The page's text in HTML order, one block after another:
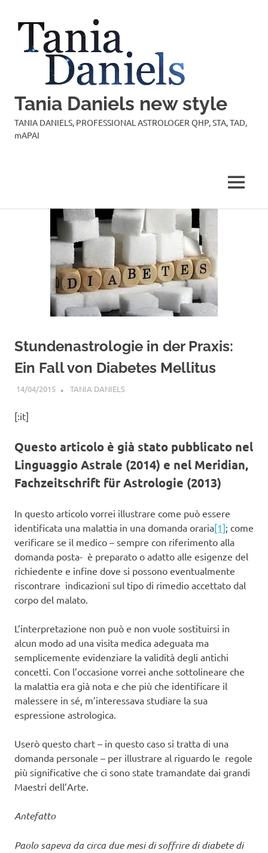
Tania Daniels new style
TANIA DANIELS, PROFESSIONAL ASTROLOGER QHP, STA, TAD,
mAPAI
MENU
Stundenastrologie in der Praxis:
Ein Fall von Diabetes Mellitus
14/04/2015 TANIA DANIELSGENERAL INFORMATION
[:it]
Questo articolo è già stato pubblicato nel
Linguaggio Astrale (2014) e nel Meridian,
Fachzeitschrift für Astrologie (2013)
In questo articolo vorrei illustrare come può essere
identificata una malattia in una domanda oraria[1]; come
verificare se il medico – sempre con riferimento alla
domanda posta- è preparato o adatto alle esigenze del
richiedente e infine dove si possono eventualmente
riscontrare indicazioni sul tipo di rimedio accettato dal
corpo del malato.
L’interpretazione non può e non vuole sostituirsi in
alcun modo ad una visita medica adeguata ma
semplicemente evidenziare la validità degli antichi
concetti. Con l’occasione vorrei anche sottolineare che
la malattia era già nota e che più che identificare il
malessere in sé, m’interessava studiare la sua
espressione astrologica.
Userò questo chart – in questo caso si tratta di una
domanda personale – per illustrare al riguardo le regole
più significative che ci sono state tramandate dai grandi
Maestri dell’Arte.
Antefatto
Paolo sapeva da circa due mesi di soffrire di diabete di